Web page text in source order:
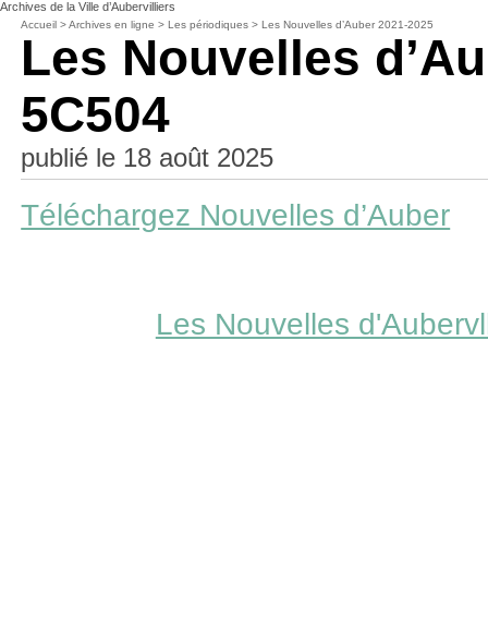
Archives de la Ville d’Aubervilliers
Accueil >Archives en ligne >Les périodiques >Les Nouvelles d’Auber 2021-2025
Les Nouvelles
5C504
publié le 18 août 2025
Téléchargez Nouvelles d’Auber
Les Nouvelles